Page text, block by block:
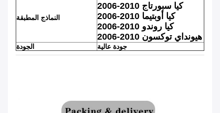
النماذج المطبقة
2006-2010 كيا سبورتاج
2006-2010 كيا أوبتيما
2006-2010 كيا روندو
2006-2010 هيونداي توكسون
الجودة جودة عالية